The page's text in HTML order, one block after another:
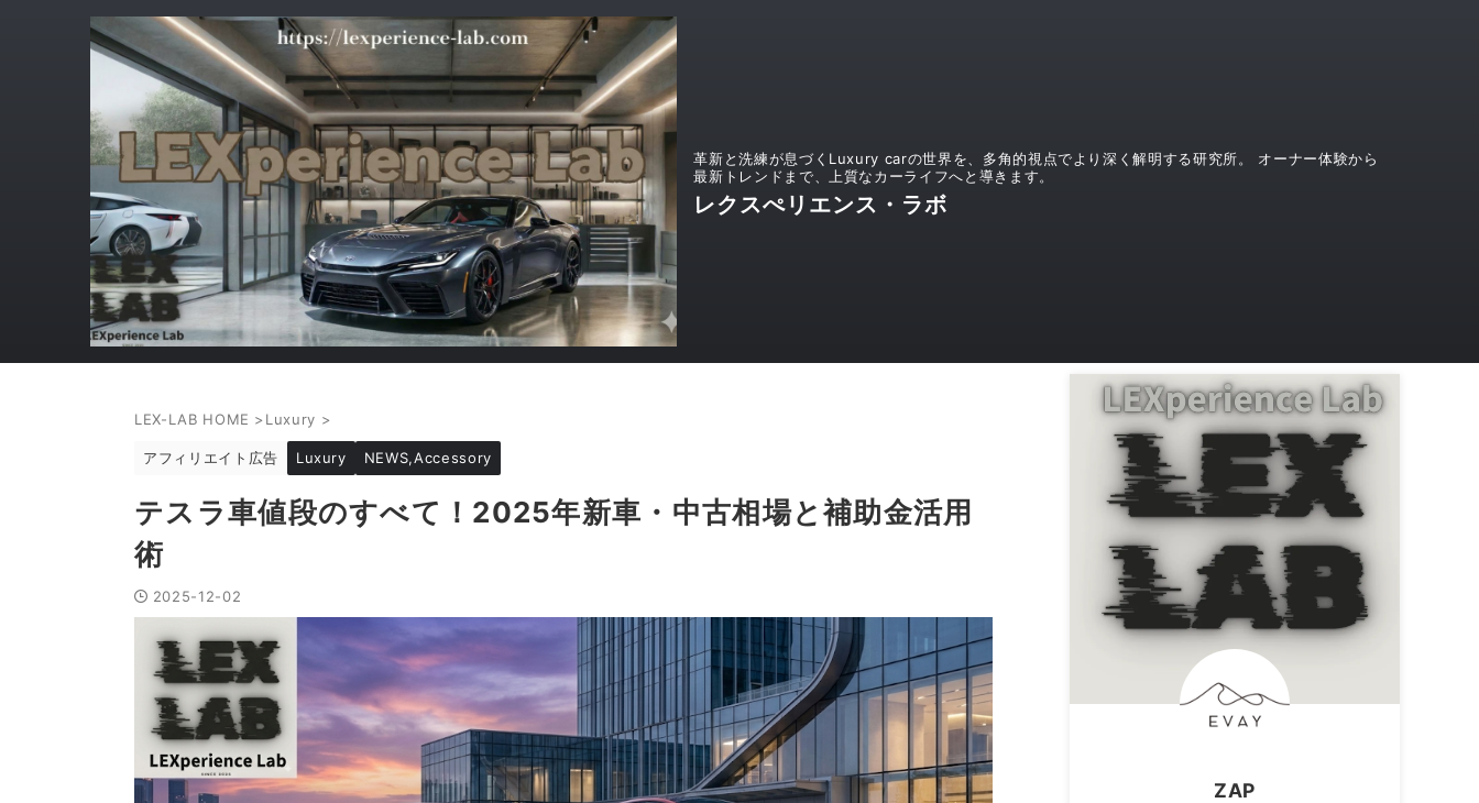
革新と洗練が息づくLuxury carの世界を、多角的視点でより深く解明する研究所。 オーナー体験から
最新トレンドまで、上質なカーライフへと導きます。
レクスぺリエンス・ラボ
LEX-LAB HOME >Luxury >
アフィリエイト広告 Luxury NEWS,Accessory
テスラ車値段のすべて！2025年新車・中古相場と補助金活用
術
2025-12-02
ZAP